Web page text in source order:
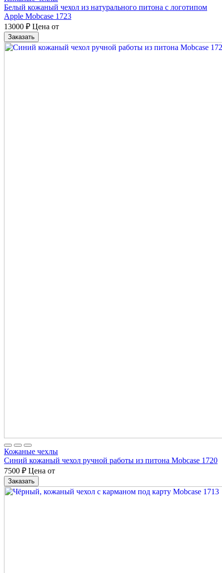
Белый кожаный чехол из натурального питона с логотипом
Apple Mobcase 1723
13000 ₽ Цена от
Заказать
Кожаные чехлы
Синий кожаный чехол ручной работы из питона Mobcase 1720
7500 ₽ Цена от
Заказать